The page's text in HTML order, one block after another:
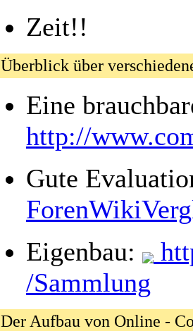
Zeit!!
Überblick über
Eine
http://
Gute
Eigenbau:
/Sammlung
Der Aufbau von Online -